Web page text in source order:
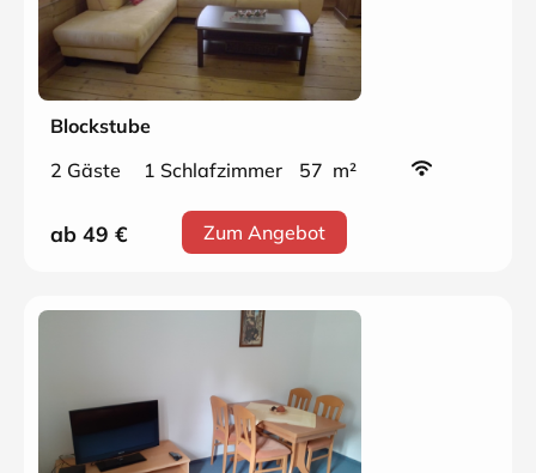
Blockstube
2 Gäste
1 Schlafzimmer 57 m²
ab 49 € Zum Angebot